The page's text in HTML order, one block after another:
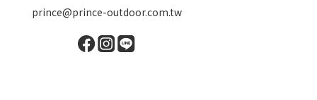
prince@prince-outdoor.com.tw